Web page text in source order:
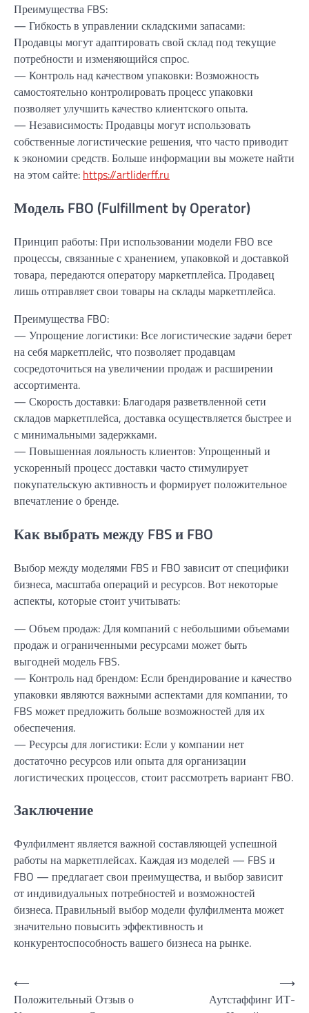
Преимущества FBS:
— Гибкость в управлении складскими запасами:
Продавцы могут адаптировать свой склад под текущие
потребности и изменяющийся спрос.
— Контроль над качеством упаковки: Возможность
самостоятельно контролировать процесс упаковки
позволяет улучшить качество клиентского опыта.
— Независимость: Продавцы могут использовать
собственные логистические решения, что часто приводит
к экономии средств. Больше информации вы можете найти
на этом сайте: https://artliderff.ru
Модель FBO (Fulfillment by Operator)
Принцип работы: При использовании модели FBO все
процессы, связанные с хранением, упаковкой и доставкой
товара, передаются оператору маркетплейса. Продавец
лишь отправляет свои товары на склады маркетплейса.
Преимущества FBO:
— Упрощение логистики: Все логистические задачи берет
на себя маркетплейс, что позволяет продавцам
сосредоточиться на увеличении продаж и расширении
ассортимента.
— Скорость доставки: Благодаря разветвленной сети
складов маркетплейса, доставка осуществляется быстрее и
с минимальными задержками.
— Повышенная лояльность клиентов: Упрощенный и
ускоренный процесс доставки часто стимулирует
покупательскую активность и формирует положительное
впечатление о бренде.
Как выбрать между FBS и FBO
Выбор между моделями FBS и FBO зависит от специфики
бизнеса, масштаба операций и ресурсов. Вот некоторые
аспекты, которые стоит учитывать:
— Объем продаж: Для компаний с небольшими объемами
продаж и ограниченными ресурсами может быть
выгодней модель FBS.
— Контроль над брендом: Если брендирование и качество
упаковки являются важными аспектами для компании, то
FBS может предложить больше возможностей для их
обеспечения.
— Ресурсы для логистики: Если у компании нет
достаточно ресурсов или опыта для организации
логистических процессов, стоит рассмотреть вариант FBO.
Заключение
Фулфилмент является важной составляющей успешной
работы на маркетплейсах. Каждая из моделей — FBS и
FBO — предлагает свои преимущества, и выбор зависит
от индивидуальных потребностей и возможностей
бизнеса. Правильный выбор модели фулфилмента может
значительно повысить эффективность и
конкурентоспособность вашего бизнеса на рынке.
Навигация
по
⟵
Положительный Отзыв о
Аутстаффинг ИТ-
⟶